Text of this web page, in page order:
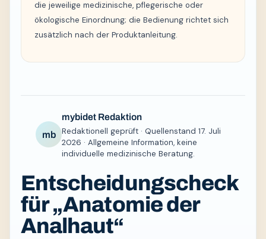
die jeweilige medizinische, pflegerische oder
ökologische Einordnung; die Bedienung richtet sich
zusätzlich nach der Produktanleitung.
mb
mybidet Redaktion
Redaktionell geprüft · Quellenstand 17. Juli
2026 · Allgemeine Information, keine
individuelle medizinische Beratung.
Entscheidungscheck
für „Anatomie der
Analhaut“